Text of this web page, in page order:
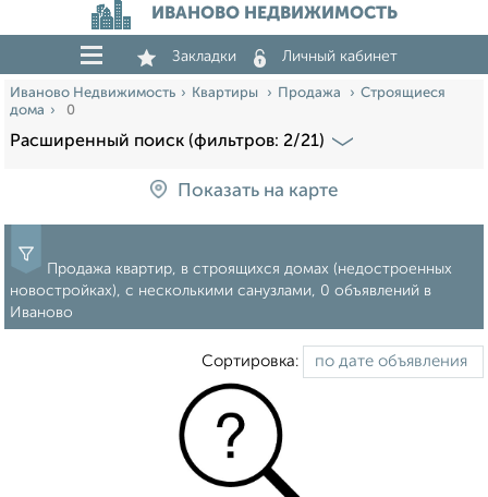
ИВАНОВО НЕДВИЖИМОСТЬ
Закладки Личный кабинет
Иваново Недвижимость Квартиры Продажа
Строящиеся
дома
0
Расширенный поиск (фильтров: 2/21)
Показать на карте
Продажа квартир, в строящихся домах (недостроенных
новостройках), с несколькими санузлами, 0 объявлений в
Иваново
Сортировка: